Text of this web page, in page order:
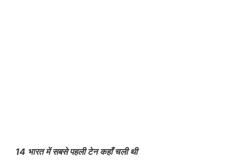
14 भारत में सबसे पहली टेन कहाँ चली थी